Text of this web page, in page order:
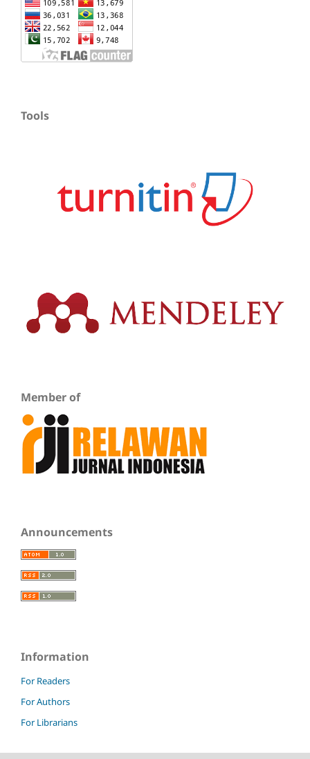
Tools
Member of
Announcements
Information
For Readers
For Authors
For Librarians